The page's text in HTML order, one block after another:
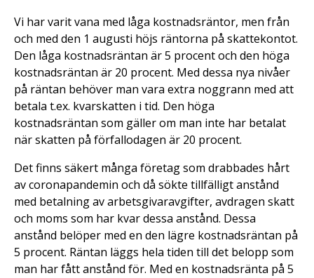
Vi har varit vana med låga kostnadsräntor, men från
och med den 1 augusti höjs räntorna på skattekontot.
Den låga kostnadsräntan är 5 procent och den höga
kostnadsräntan är 20 procent. Med dessa nya nivåer
på räntan behöver man vara extra noggrann med att
betala t.ex. kvarskatten i tid. Den höga
kostnadsräntan som gäller om man inte har betalat
när skatten på förfallodagen är 20 procent.
Det finns säkert många företag som drabbades hårt
av coronapandemin och då sökte tillfälligt anstånd
med betalning av arbetsgivaravgifter, avdragen skatt
och moms som har kvar dessa anstånd. Dessa
anstånd belöper med en den lägre kostnadsräntan på
5 procent. Räntan läggs hela tiden till det belopp som
man har fått anstånd för. Med en kostnadsränta på 5